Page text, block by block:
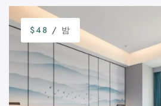
$48 / 밤